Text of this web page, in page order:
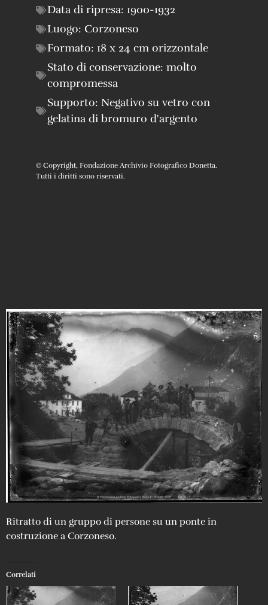
Ritratto di un gruppo di persone su un ponte in
costruzione a Corzoneso.
Correlati
Data di ripresa: 1900-1932
Luogo: Corzoneso
Formato: 18 x 24 cm orizzontale
Stato di conservazione: molto
compromessa
Supporto: Negativo su vetro con
gelatina di bromuro d'argento
© Copyright, Fondazione Archivio Fotografico Donetta.
Tutti i diritti sono riservati.